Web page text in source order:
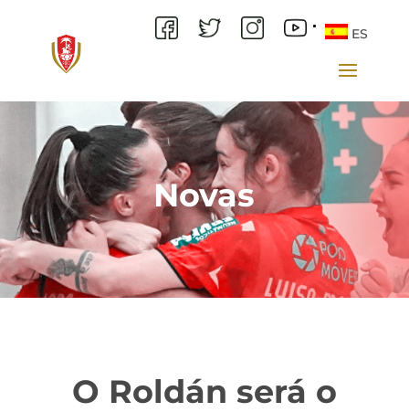
ES
Novas
O Roldán será o